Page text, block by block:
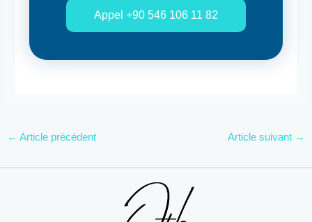
Appel +90 546 106 11 82
← Article précédent Article suivant →